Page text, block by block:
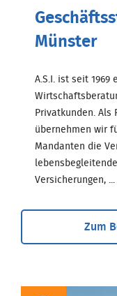
Münster
A.S.I. ist seit 1969
Privatkunden. Als
übernehmen wir
Mandanten die
Versicherungen, ...
Zum